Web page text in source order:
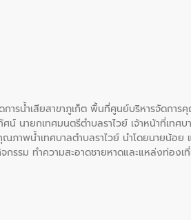
ารน้ำเสียสาขาภูเก็ต พื้นที่ศูนย์บริหารจัดการ
ศน์ นายกเทศมนตรีตำบลราไวย์ เจ้าหน้าที่เทศบ
ณภาพน้ำเทศบาลตำบลราไวย์ นำโดยนายน้อย
กรรม ทำความสะอาดชายหาดและแหล่งท่อง